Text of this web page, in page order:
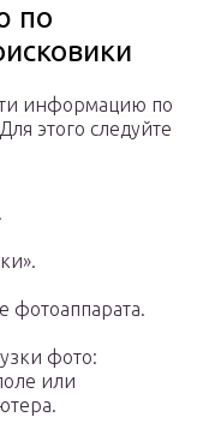
по
информацию по
этого следуйте
фотоаппарата.
фото:
или